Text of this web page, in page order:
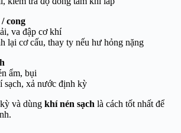
cong
va đập cơ khí
lại cơ cấu, thay ty nếu hư hỏng nặng
ẩm, bụi
sạch, xả nước định kỳ
và dùng khí nén sạch là cách tốt nhất để